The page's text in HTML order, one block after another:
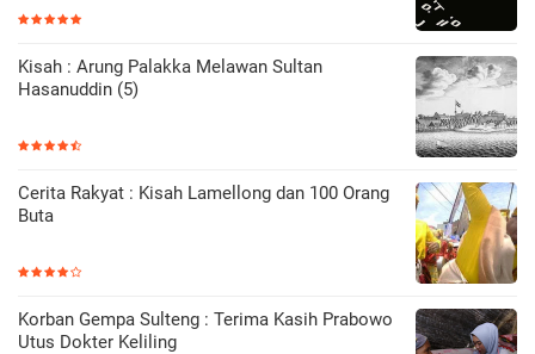
Kisah : Arung Palakka Melawan Sultan
Hasanuddin (5)
Cerita Rakyat : Kisah Lamellong dan 100 Orang
Buta
Korban Gempa Sulteng : Terima Kasih Prabowo
Utus Dokter Keliling